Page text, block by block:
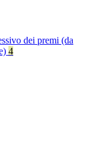
dei premi (da
4